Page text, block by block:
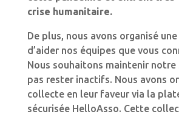
crise humanitaire.
De plus, nous avons organisé
d’aider nos équipes que vous
Nous souhaitons maintenir
pas rester inactifs. Nous avons
collecte en leur faveur via la
sécurisée HelloAsso. Cette